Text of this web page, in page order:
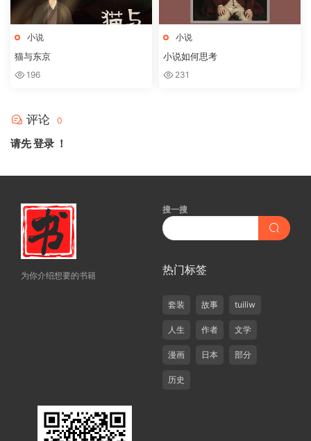
小说
猫与东京
196
小说
小说如何思考
231
评论 0
请先登录 ！
为你介绍想要的书籍
搜一搜
热门标签
套装 故事 tuiliw
人生 作者 文学
漫画 日本 部分
历史